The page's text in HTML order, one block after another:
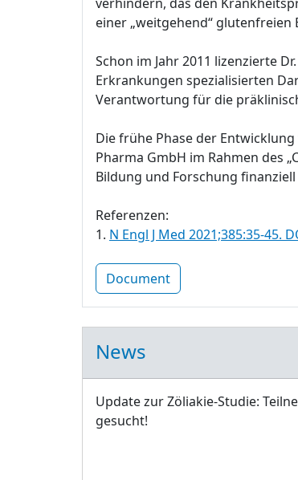
einer „weitgehend“
Schon im Jahr 2011 lizenzierte
Erkrankungen spezialisierten
Verantwortung für die
Die frühe Phase der
Pharma GmbH im Rahmen des
Bildung und Forschung
Referenzen:
1. N Engl J Med 2021;385:35-45.
Document
News
Update zur Zöliakie-Studie:
gesucht!